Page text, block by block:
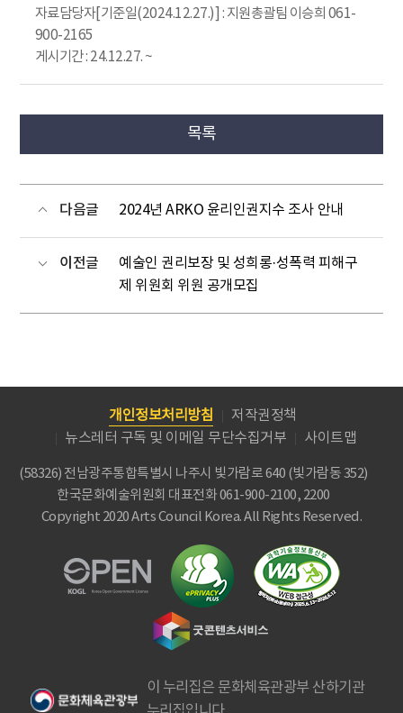
자료담당자[기준일(2024.12.27.)] : 지원총괄팀 이승희 061-
900-2165
게시기간 : 24.12.27. ~
목록
다음글 2024년 ARKO 윤리인권지수 조사 안내
이전글
예술인 권리보장 및 성희롱·성폭력 피해구
제 위원회 위원 공개모집
개인정보처리방침
저작권정책
뉴스레터 구독 및 이메일 무단수집거부
사이트맵
(58326) 전남광주통합특별시 나주시 빛가람로 640 (빛가람동 352)
한국문화예술위원회 대표전화 061-900-2100, 2200
Copyright 2020 Arts Council Korea. All Rights Reserved.
이 누리집은 문화체육관광부 산하기관